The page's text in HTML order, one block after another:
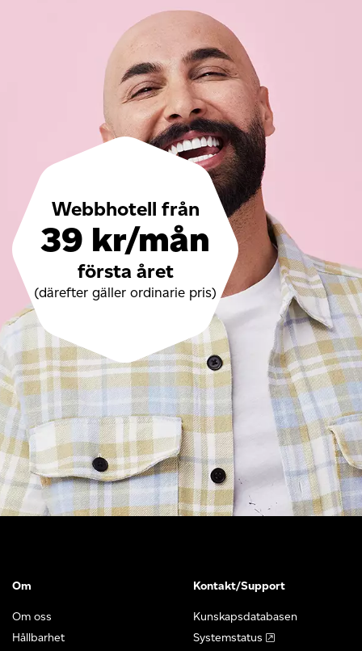
Webbhotell från
39 kr/mån
första året
(därefter gäller ordinarie pris)
Om
Om oss
Hållbarhet
Kontakt/Support
Kunskapsdatabasen
Systemstatus